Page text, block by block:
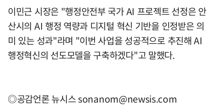
이민근 시장은 "행정안전부 국가 AI 프로젝트 선정은 안
산시의 AI 행정 역량과 디지털 혁신 기반을 인정받은 의
미 있는 성과"라며 "이번 사업을 성공적으로 추진해 AI
행정혁신의 선도모델을 구축하겠다"고 말했다.
◎공감언론 뉴시스sonanom@newsis.com